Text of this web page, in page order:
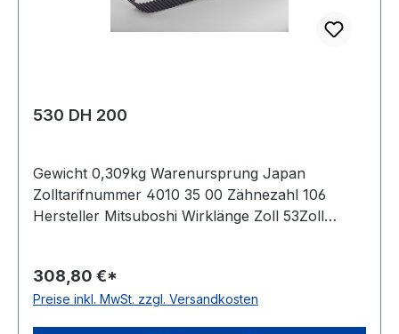
530 DH 200
Gewicht 0,309kg Warenursprung Japan
Zolltarifnummer 4010 35 00 Zähnezahl 106
Hersteller Mitsuboshi Wirklänge Zoll 53Zoll
Material Neoprene Zugstrang Glasfaser Norm
DIN 5296 antistatisch ja
308,80 €*
Preise inkl. MwSt. zzgl. Versandkosten